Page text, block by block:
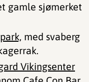
gamle sjømerket
med svaberg
Vikingsenter